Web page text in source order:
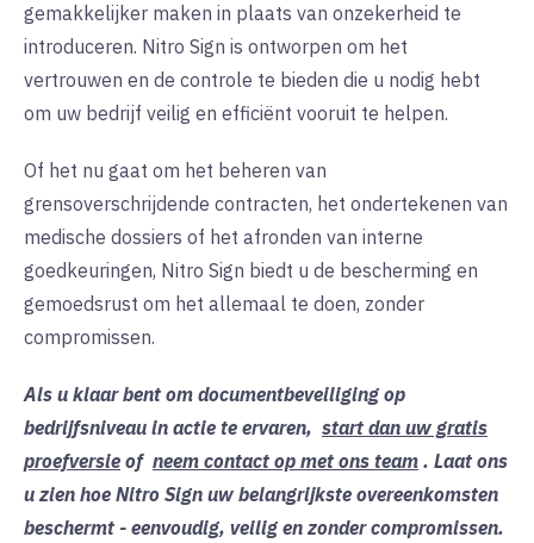
gemakkelijker maken in plaats van onzekerheid te
introduceren. Nitro Sign is ontworpen om het
vertrouwen en de controle te bieden die u nodig hebt
om uw bedrijf veilig en efficiënt vooruit te helpen.
Of het nu gaat om het beheren van
grensoverschrijdende contracten, het ondertekenen van
medische dossiers of het afronden van interne
goedkeuringen, Nitro Sign biedt u de bescherming en
gemoedsrust om het allemaal te doen, zonder
compromissen.
Als u klaar bent om documentbeveiliging op
bedrijfsniveau in actie te ervaren, start dan uw gratis
proefversie of neem contact op met ons team . Laat ons
u zien hoe Nitro Sign uw belangrijkste overeenkomsten
beschermt - eenvoudig, veilig en zonder compromissen.